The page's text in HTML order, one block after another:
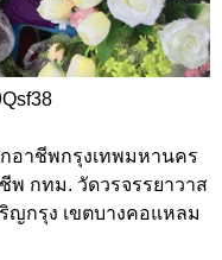
อาชีพกรุงเทพมหานคร
พ กทม. วัดวรจรรยาวาส
ญกรุง เขตบางคอแหลม